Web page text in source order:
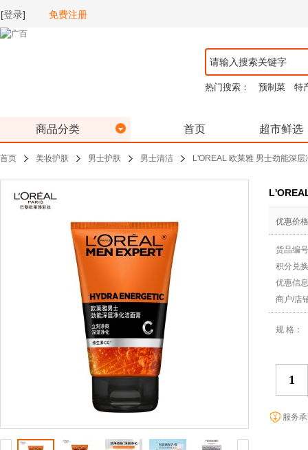
[登录] 免费注册
热门搜索： 预制菜 特
商品分类 首页 超市鲜选
首页 美妆护肤 男士护肤 男士清洁 L'OREAL 欧莱雅 男士劲能深
优惠价
货品编
积分兑
优惠信
商户/店
规 格：
服务